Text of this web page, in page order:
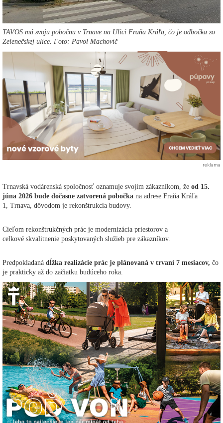
TAVOS má svoju pobočnu v Trnave na Ulici Fraňa Kráľa, čo je odbočka zo
Zelenečskej ulice. Foto: Pavol Machovič
reklama
Trnavská vodárenská spoločnosť oznamuje svojim zákazníkom, že od 15.
júna 2026 bude dočasne zatvorená pobočka na adrese Fraňa Kráľa
1, Trnava, dôvodom je rekonštrukcia budovy.
Cieľom rekonštrukčných prác je modernizácia priestorov a
celkové skvalitnenie poskytovaných služieb pre zákazníkov.
Predpokladaná dĺžka realizácie prác je plánovaná v trvaní 7 mesiacov, čo
je prakticky až do začiatku budúceho roka.